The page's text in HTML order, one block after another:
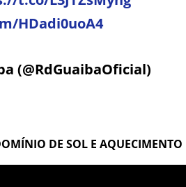
HDadi0uoA4
(@RdGuaibaOficial)
DE SOL E AQUECIMENTO